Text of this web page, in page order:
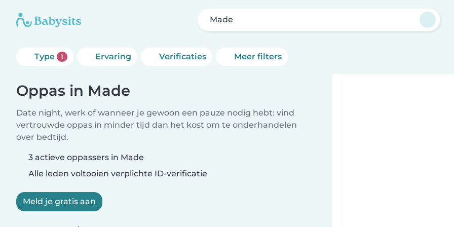
Made
Type 1 Ervaring Verificaties Meer filters
Oppas in Made
Date night, werk of wanneer je gewoon een pauze nodig hebt: vind
vertrouwde oppas in minder tijd dan het kost om te onderhandelen
over bedtijd.
3 actieve oppassers in Made
Alle leden voltooien verplichte ID-verificatie
Meld je gratis aan